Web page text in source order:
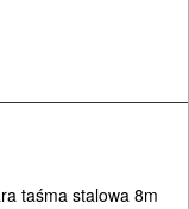
taśma stalowa 8m